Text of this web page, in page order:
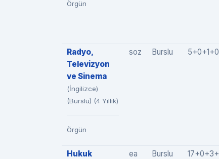
Örgün
Radyo,
Televizyon
ve Sinema
(İngilizce)
(Burslu) (4 Yıllık)
Örgün
soz Burslu
Hukuk
ea Burslu